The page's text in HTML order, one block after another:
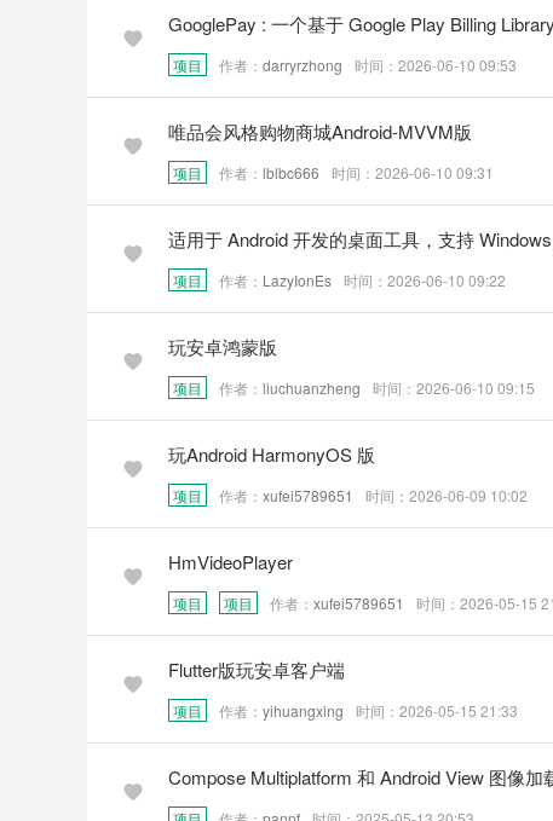
GooglePay : 一个基于 Google Play Billing
项目 作者： darryrzhong 时间：2026-06-10 09:53
唯品会风格购物商城Android-MVVM版
项目 作者： lblbc666 时间：2026-06-10 09:31
适用于 Android 开发的桌面工具，支持
项目 作者： LazyIonEs 时间：2026-06-10 09:22
玩安卓鸿蒙版
项目 作者： liuchuanzheng 时间：2026-06-10 09:15
玩Android HarmonyOS 版
项目 作者： xufei5789651 时间：2026-06-09 10:02
HmVideoPlayer
项目 项目 作者： xufei5789651 时间：2026-05-15
Flutter版玩安卓客户端
项目 作者： yihuangxing 时间：2026-05-15 21:33
Compose Multiplatform 和 Android View 图像加